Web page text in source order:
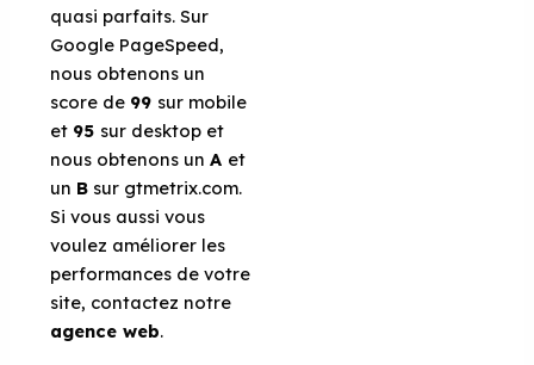
quasi parfaits. Sur
Google PageSpeed,
nous obtenons un
score de 99 sur mobile
et 95 sur desktop et
nous obtenons unA et
un B sur gtmetrix.com.
Si vous aussi vous
voulez améliorer les
performances de votre
site, contactez notre
agence web.